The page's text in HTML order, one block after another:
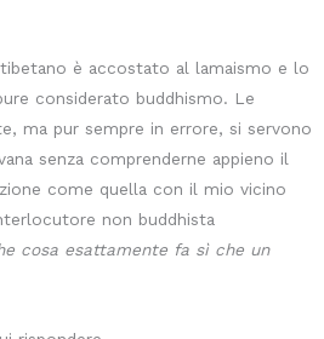
è accostato al lamaismo e lo
considerato buddhismo. Le
ma pur sempre in errore, si servono
senza comprenderne appieno il
come quella con il mio vicino
non buddhista
cosa esattamente fa sì che un